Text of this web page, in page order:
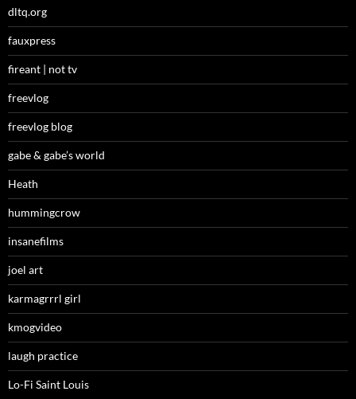
dltq.org
fauxpress
fireant | not tv
freevlog
freevlog blog
gabe & gabe’s world
Heath
hummingcrow
insanefilms
joel art
karmagrrrl girl
kmogvideo
laugh practice
Lo-Fi Saint Louis